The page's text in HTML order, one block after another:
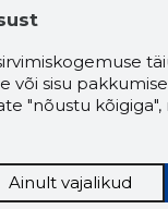
või sisu
"nõustu
Ainult vajalikud